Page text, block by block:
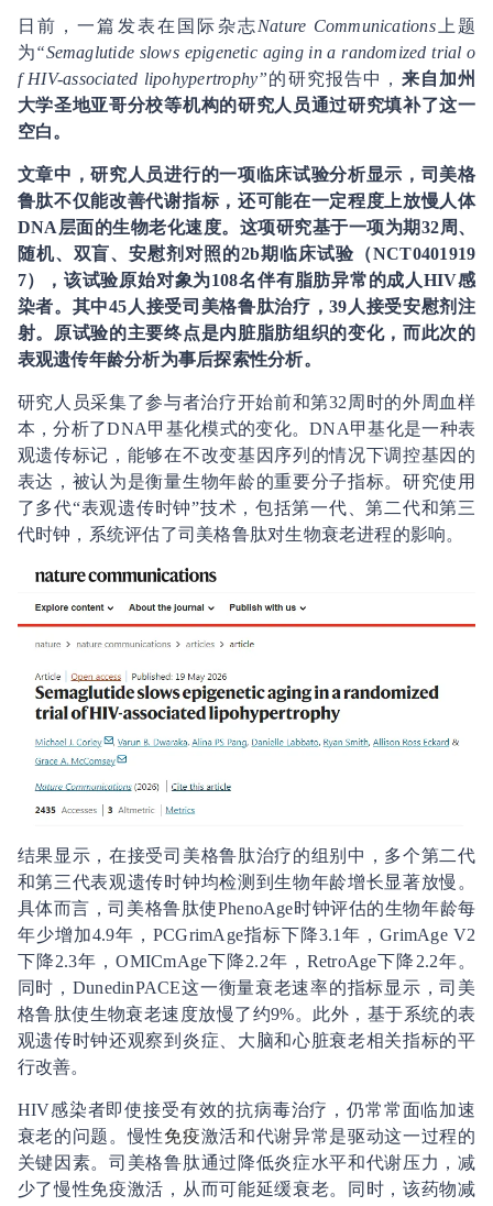
日前，一篇发表在国际杂志Nature Communications上题
为“Semaglutide slows epigenetic aging in a randomized trial o
f HIV-associated lipohypertrophy”的研究报告中， 来自加州
大学圣地亚哥分校等机构的研究人员通过研究填补了这一
空白。
文章中，研究人员进行的一项临床试验分析显示，司美格
鲁肽不仅能改善代谢指标，还可能在一定程度上放慢人体
DNA层面的生物老化速度。这项研究基于一项为期32周、
随机、双盲、安慰剂对照的2b期临床试验（NCT0401919
7），该试验原始对象为108名伴有脂肪异常的成人HIV感
染者。其中45人接受司美格鲁肽治疗，39人接受安慰剂注
射。原试验的主要终点是内脏脂肪组织的变化，而此次的
表观遗传年龄分析为事后探索性分析。
研究人员采集了参与者治疗开始前和第32周时的外周血样
本，分析了DNA甲基化模式的变化。DNA甲基化是一种表
观遗传标记，能够在不改变基因序列的情况下调控基因的
表达，被认为是衡量生物年龄的重要分子指标。研究使用
了多代“表观遗传时钟”技术，包括第一代、第二代和第三
代时钟，系统评估了司美格鲁肽对生物衰老进程的影响。
结果显示，在接受司美格鲁肽治疗的组别中，多个第二代
和第三代表观遗传时钟均检测到生物年龄增长显著放慢。
具体而言，司美格鲁肽使PhenoAge时钟评估的生物年龄每
年少增加4.9年，PCGrimAge指标下降3.1年，GrimAge V2
下降2.3年，OMICmAge下降2.2年，RetroAge下降2.2年。
同时，DunedinPACE这一衡量衰老速率的指标显示，司美
格鲁肽使生物衰老速度放慢了约9%。此外，基于系统的表
观遗传时钟还观察到炎症、大脑和心脏衰老相关指标的平
行改善。
HIV感染者即使接受有效的抗病毒治疗，仍常常面临加速
衰老的问题。慢性免疫激活和代谢异常是驱动这一过程的
关键因素。司美格鲁肽通过降低炎症水平和代谢压力，减
少了慢性免疫激活，从而可能延缓衰老。同时，该药物减